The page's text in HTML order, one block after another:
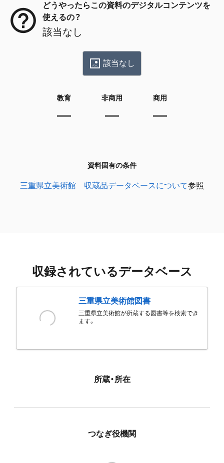
どうやったらこの資料のデジタルコンテンツを
使えるの？
該当なし
該当なし
教育 非商用 商用
資料固有の条件
三重県立美術館 収蔵品データベースについて参照
収録されているデータベース
三重県立美術館図書
三重県立美術館が所蔵する図書等を検索でき
ます。
所蔵・所在
つなぎ役機関